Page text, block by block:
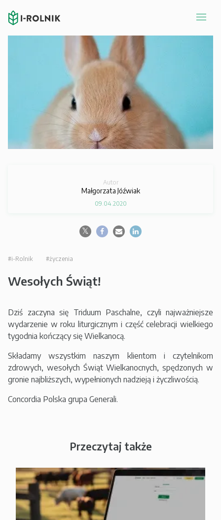
Autor
Małgorzata Jóźwiak
09.04.2020
#i-Rolnik #życzenia
Wesołych Świąt!
Dziś zaczyna się Triduum Paschalne, czyli najważniejsze
wydarzenie w roku liturgicznym i część celebracji wielkiego
tygodnia kończący się Wielkanocą.
Składamy wszystkim naszym klientom i czytelnikom
zdrowych, wesołych Świąt Wielkanocnych, spędzonych w
gronie najbliższych, wypełnionych nadzieją i życzliwością.
Concordia Polska grupa Generali.
Przeczytaj także